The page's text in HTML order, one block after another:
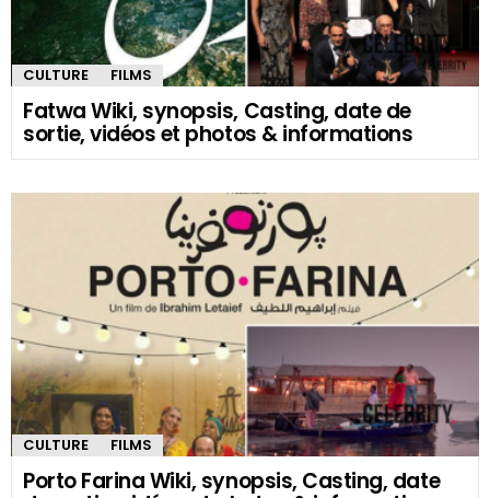
CULTURE FILMS
Fatwa Wiki, synopsis, Casting, date de
sortie, vidéos et photos & informations
CULTURE FILMS
Porto Farina Wiki, synopsis, Casting, date